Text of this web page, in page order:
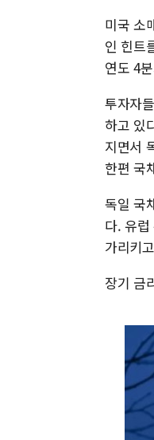
미국 소
인 힌트
연도 4
투자자
하고 있
지면서
한편 국
독일 국
다. 유
가리키
장기 금